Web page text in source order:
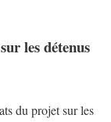
les détenus
du projet sur les